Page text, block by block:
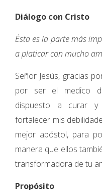
Diálogo con Cristo
Ésta es la parte más
a platicar con mucho
Señor Jesús, gracias
por ser el medico
dispuesto a curar
fortalecer mis
mejor apóstol, para
manera que ellos
transformadora de tu
Propósito